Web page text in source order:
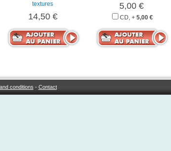
textures
14,50 €
5,00 €
CD, + 5,00 €
conditions - Contact